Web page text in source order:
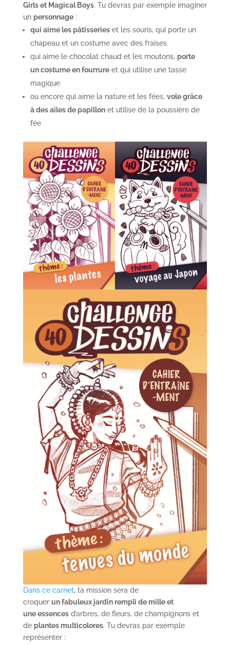
Girls et Magical Boys. Tu devras par exemple imaginer
un personnage:
qui aime les pâtisserieset les souris, qui porte un
chapeau et un costume avec des fraises
qui aime le chocolat chaud et les moutons, porte
uncostume en fourrureet qui utilise une tasse
magique
ou encore qui aime la nature et les fées, vole grâce
àdes ailes de papillonet utilise de la poussière de
fée
Dans ce carnet, ta mission sera de
croquer unfabuleux jardin rempli de mille et
uneessencesd’arbres, de fleurs, de champignons et
de plantesmulticolores. Tu devras par exemple
représenter :